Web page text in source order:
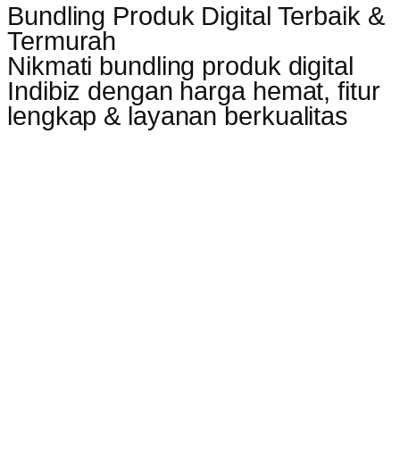
Bundling Produk Digital Terbaik &
Termurah
Nikmati bundling produk digital
Indibiz dengan harga hemat, fitur
lengkap & layanan berkualitas